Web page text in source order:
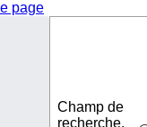
page
Champ de
recherche.